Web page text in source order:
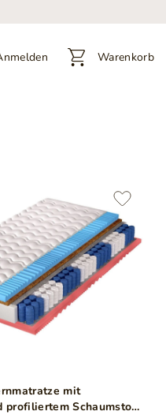
Warenkorb
mit
profiliertem Schaumstoff